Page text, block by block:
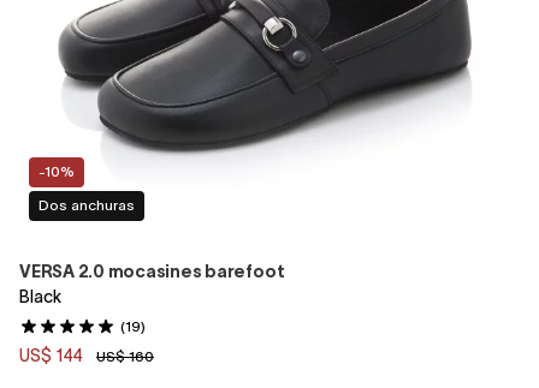
-10%
Dos anchuras
VERSA 2.0 mocasines barefoot
Black
(19)
US$ 144 US$ 160